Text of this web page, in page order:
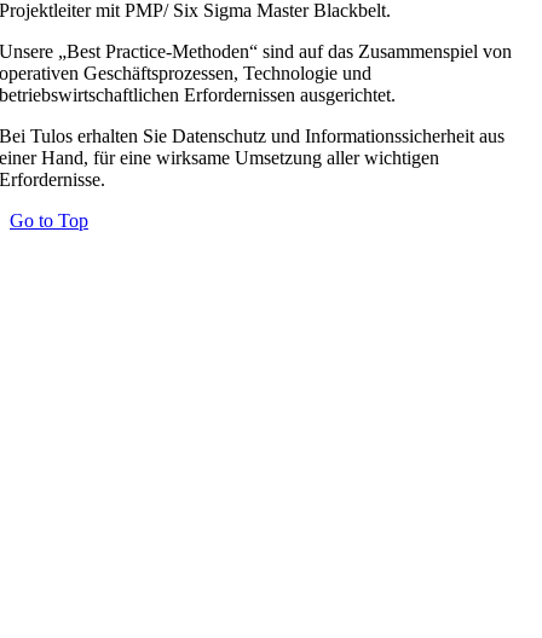
Projektleiter mit PMP/ Six Sigma Master Blackbelt.
Unsere „Best Practice-Methoden“ sind auf das Zusammenspiel von
operativen Geschäftsprozessen, Technologie und
betriebswirtschaftlichen Erfordernissen ausgerichtet.
Bei Tulos erhalten Sie Datenschutz und Informationssicherheit aus
einer Hand, für eine wirksame Umsetzung aller wichtigen
Erfordernisse.
Go to Top